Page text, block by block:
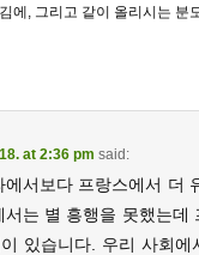
에, 그리고 같이 올리시는 분
at 2:36 pm said:
에서보다 프랑스에서 더
서는 별 흥행을 못했는데
있습니다. 우리 사회